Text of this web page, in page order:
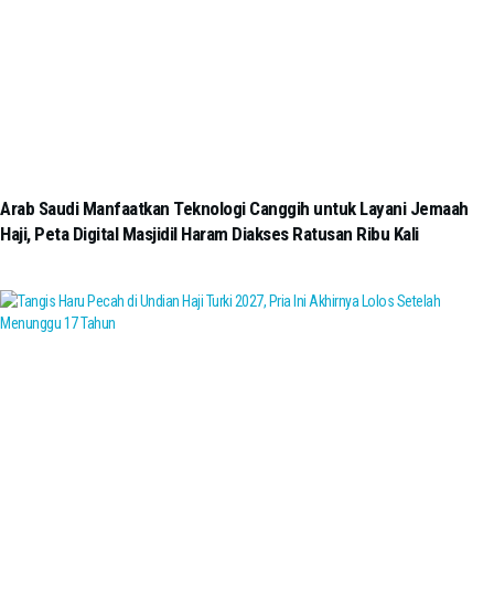
Arab Saudi Manfaatkan Teknologi Canggih untuk Layani Jemaah
Haji, Peta Digital Masjidil Haram Diakses Ratusan Ribu Kali